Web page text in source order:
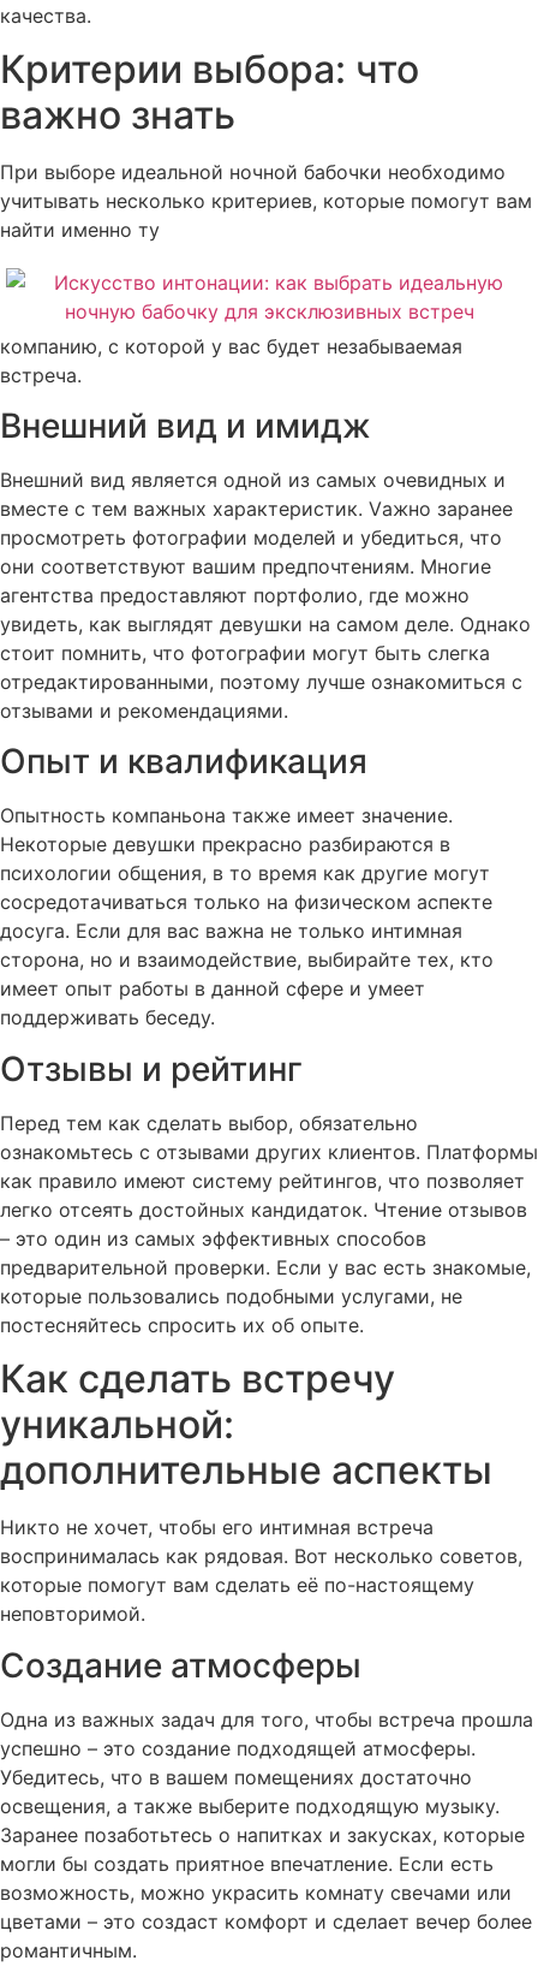
качества.
Критерии выбора: что
важно знать
При выборе идеальной ночной бабочки необходимо
учитывать несколько критериев, которые помогут вам
найти именно ту
компанию, с которой у вас будет незабываемая
встреча.
Внешний вид и имидж
Внешний вид является одной из самых очевидных и
вместе с тем важных характеристик. Vажно заранее
просмотреть фотографии моделей и убедиться, что
они соответствуют вашим предпочтениям. Многие
агентства предоставляют портфолио, где можно
увидеть, как выглядят девушки на самом деле. Однако
стоит помнить, что фотографии могут быть слегка
отредактированными, поэтому лучше ознакомиться с
отзывами и рекомендациями.
Опыт и квалификация
Опытность компаньона также имеет значение.
Некоторые девушки прекрасно разбираются в
психологии общения, в то время как другие могут
сосредотачиваться только на физическом аспекте
досуга. Если для вас важна не только интимная
сторона, но и взаимодействие, выбирайте тех, кто
имеет опыт работы в данной сфере и умеет
поддерживать беседу.
Отзывы и рейтинг
Перед тем как сделать выбор, обязательно
ознакомьтесь с отзывами других клиентов. Платформы
как правило имеют систему рейтингов, что позволяет
легко отсеять достойных кандидаток. Чтение отзывов
– это один из самых эффективных способов
предварительной проверки. Если у вас есть знакомые,
которые пользовались подобными услугами, не
постесняйтесь спросить их об опыте.
Как сделать встречу
уникальной:
дополнительные аспекты
Никто не хочет, чтобы его интимная встреча
воспринималась как рядовая. Вот несколько советов,
которые помогут вам сделать её по-настоящему
неповторимой.
Создание атмосферы
Одна из важных задач для того, чтобы встреча прошла
успешно – это создание подходящей атмосферы.
Убедитесь, что в вашем помещениях достаточно
освещения, а также выберите подходящую музыку.
Заранее позаботьтесь о напитках и закусках, которые
могли бы создать приятное впечатление. Если есть
возможность, можно украсить комнату свечами или
цветами – это создаст комфорт и сделает вечер более
романтичным.